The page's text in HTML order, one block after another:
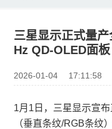
三星显示正式量
Hz QD-OLED面板
2026-01-04 17:11:58
1月1日，三星显示宣
（垂直条纹/RGB条纹